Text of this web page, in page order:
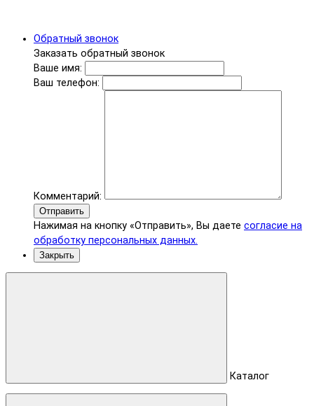
Обратный звонок
Заказать обратный звонок
Ваше имя:
Ваш телефон:
Комментарий:
Отправить
Нажимая на кнопку «Отправить», Вы даете согласие на
обработку персональных данных.
Закрыть
Каталог